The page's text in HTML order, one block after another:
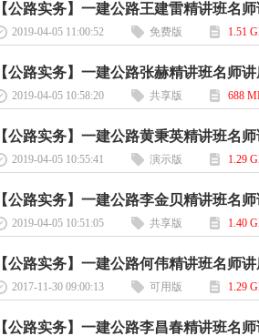
【公路实务】一建公路王建雷精讲班名师
2019-04-05 11:00:52 免费版 1.51
【公路实务】一建公路张赫精讲班名师讲
2019-04-05 10:58:20 共享版 688
【公路实务】一建公路黄秉英精讲班名师
2019-04-05 10:55:41 演示版 1.29
【公路实务】一建公路李金贝精讲班名师
2019-04-05 10:51:05 共享版 1.40
【公路实务】一建公路何伟精讲班名师
2017-11-30 09:00:13 可用版 1.29
【公路实务】一建公路李昌春精讲班名